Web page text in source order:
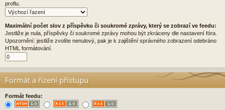
proflu.
Maximální počet slov z příspěvku či soukromé zprávy, který se zobrazí ve feedu:
Jestliže je nula, příspěvky či soukromé zprávy mohou být zkráceny dle nastavení fóra.
Upozornění: jestliže zvolíte nenulový, pak je k zajištění správného zobrazení odebráno
HTML formátování.
Formát a řízení přístupu
Formát feedu: